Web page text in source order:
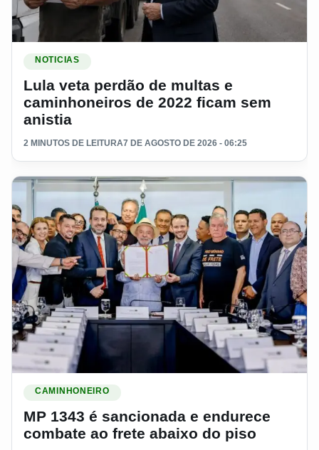
NOTICIAS
Lula veta perdão de multas e
caminhoneiros de 2022 ficam sem
anistia
2 MINUTOS DE LEITURA7 DE AGOSTO DE 2026 - 06:25
CAMINHONEIRO
MP 1343 é sancionada e endurece
combate ao frete abaixo do piso